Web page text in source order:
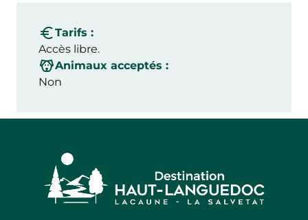
Tarifs :
Accès libre.
Animaux acceptés :
Non